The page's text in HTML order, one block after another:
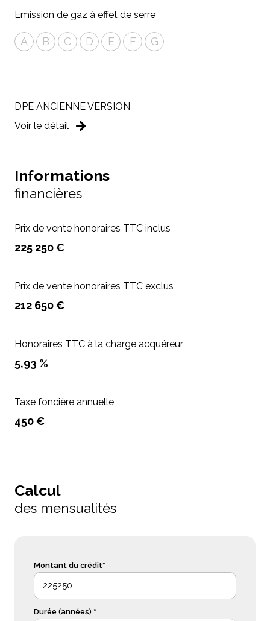
Emission de gaz à effet de serre
A B C D E F G
DPE ANCIENNE VERSION
Voir le détail
Informations
financières
Prix de vente honoraires TTC inclus
225 250 €
Prix de vente honoraires TTC exclus
212 650 €
Honoraires TTC à la charge acquéreur
5,93 %
Taxe foncière annuelle
450 €
Calcul
des mensualités
Montant du crédit*
Durée (années) *